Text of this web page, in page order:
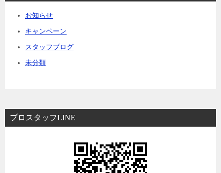
お知らせ
キャンペーン
スタッフブログ
未分類
プロスタッフLINE